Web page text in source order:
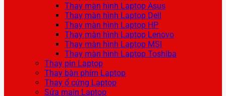
Thay màn hình Laptop Asus
Thay màn hình Laptop Dell
Thay màn hình Laptop HP
Thay màn hình Laptop Lenovo
Thay màn hình Laptop MSI
Thay màn hình Laptop Toshiba
Thay pin Laptop
Thay bàn phím Laptop
Thay ổ cứng Laptop
Sửa main Laptop